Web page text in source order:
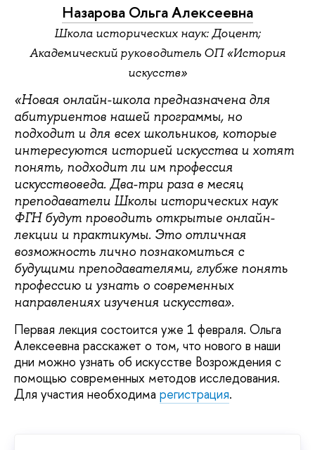
Назарова Ольга Алексеевна
Школа исторических наук: Доцент;
Академический руководитель ОП «История
искусств»
«Новая онлайн-школа предназначена для
абитуриентов нашей программы, но
подходит и для всех школьников, которые
интересуются историей искусства и хотят
понять, подходит ли им профессия
искусствоведа. Два-три раза в месяц
преподаватели Школы исторических наук
ФГН будут проводить открытые онлайн-
лекции и практикумы. Это отличная
возможность лично познакомиться с
будущими преподавателями, глубже понять
профессию и узнать о современных
направлениях изучения искусства».
Первая лекция состоится уже 1 февраля. Ольга
Алексеевна расскажет о том, что нового в наши
дни можно узнать об искусстве Возрождения с
помощью современных методов исследования.
Для участия необходима регистрация.